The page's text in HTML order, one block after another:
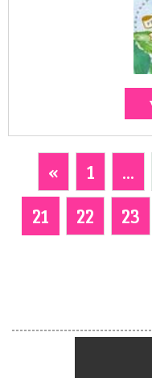
« 1 ...
21
22 23